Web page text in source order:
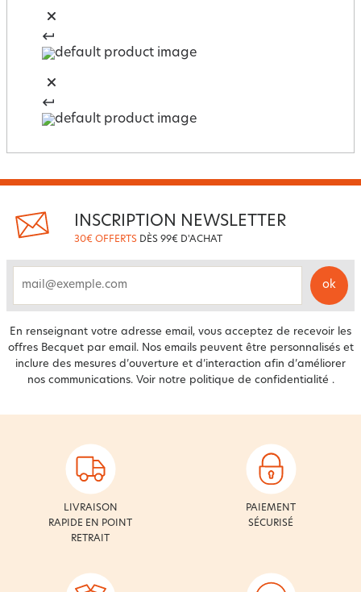
INSCRIPTION NEWSLETTER
30€ OFFERTS DÈS 99€ D'ACHAT
ok
En renseignant votre adresse email, vous acceptez de recevoir les
offres Becquet par email. Nos emails peuvent être personnalisés et
inclure des mesures d’ouverture et d’interaction afin d’améliorer
nos communications. Voir notre politique de confidentialité .
LIVRAISON
RAPIDE EN POINT
RETRAIT
PAIEMENT
SÉCURISÉ